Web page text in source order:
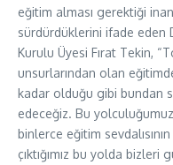
eğitim alması gerektiği
sürdürdüklerini ifade eden
Kurulu Üyesi Fırat Tekin,
unsurlarından olan
kadar olduğu gibi bundan
edeceğiz. Bu
binlerce eğitim
çıktığımız bu yolda bizleri